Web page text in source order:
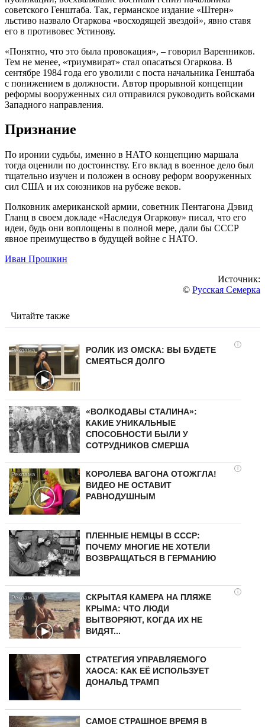
советского Генштаба. Так, германское издание «Штерн»
льстиво назвало Огаркова «восходящей звездой», явно ставя
его в противовес Устинову.
«Понятно, что это была провокация», – говорил Варенников.
Тем не менее, «триумвират» стал опасаться Огаркова. В
сентябре 1984 года его уволили с поста начальника Генштаба
с понижением в должности. Автор прорывной концепции
реформы вооруженных сил отправился руководить войсками
Западного направления.
Признание
По иронии судьбы, именно в НАТО концепцию маршала
тогда оценили по достоинству. Его вклад в военное дело был
тщательно изучен и положен в основу реформ вооруженных
сил США и их союзников на рубеже веков.
Полковник американской армии, советник Пентагона Дэвид
Гланц в своем докладе «Наследуя Огаркову» писал, что его
идеи, будь они воплощены в полной мере, дали бы СССР
явное преимущество в будущей войне с НАТО.
Иван Прошкин
Источник:
© Русская Семерка
Читайте также
i
РОЛИК ИЗ ОМСКА: ВЫ БУДЕТЕ
СМЕЯТЬСЯ ДОЛГО
«ВОЛКОДАВЫ СТАЛИНА»:
КАКИЕ УНИКАЛЬНЫЕ
СПОСОБНОСТИ БЫЛИ У
СОТРУДНИКОВ СМЕРША
i
КОРОЛЕВА ВАГОНА ОТОЖГЛА!
ВИДЕО НЕ ОСТАВИТ
РАВНОДУШНЫМ
ПЛЕННЫЕ НЕМЦЫ В СССР:
ПОЧЕМУ МНОГИЕ НЕ ХОТЕЛИ
ВОЗВРАЩАТЬСЯ В ГЕРМАНИЮ
i
СКРЫТАЯ КАМЕРА НА ПЛЯЖЕ
КРЫМА: ЧТО ЛЮДИ
ВЫТВОРЯЮТ, КОГДА ИХ НЕ
ВИДЯТ...
СТРАТЕГИЯ УПРАВЛЯЕМОГО
ХАОСА: КАК ЕЁ ИСПОЛЬЗУЕТ
ДОНАЛЬД ТРАМП
САМОЕ СТРАШНОЕ ВРЕМЯ В